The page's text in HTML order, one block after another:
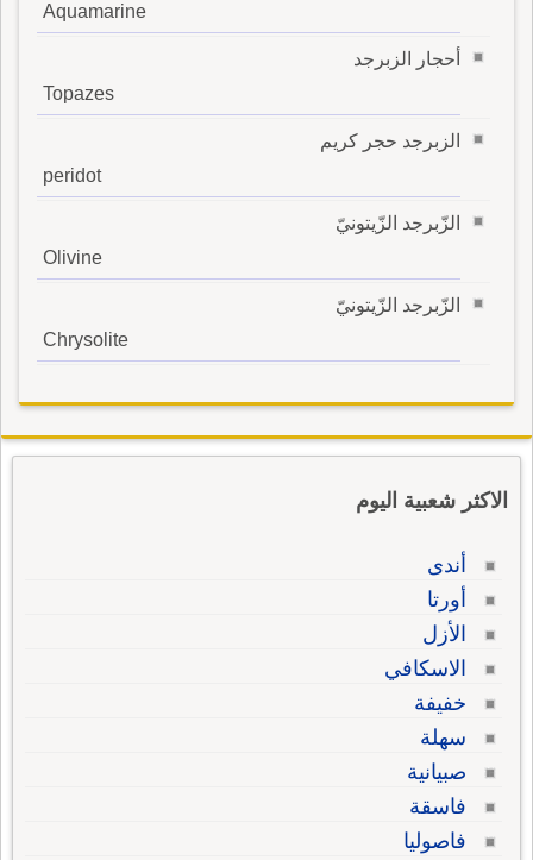
Aquamarine
أحجار الزبرجد
Topazes
الزبرجد حجر كريم
peridot
الزّبرجد الزّيتونيّ
Olivine
الزّبرجد الزّيتونيّ
Chrysolite
الاكثر شعبية اليوم
أندى
أورتا
الأزل
الاسكافي
خفيفة
سهلة
صبيانية
فاسقة
فاصوليا